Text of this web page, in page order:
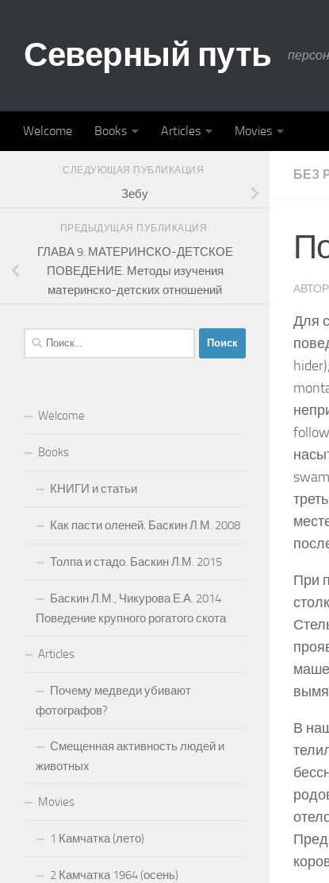
Северный путь
Welcome Books Articles Movies
БЕЗ
Для
При
вымя
В
СЛЕДУЮЩАЯ ПУБЛИКАЦИЯ
Зебу
ПРЕДЫДУЩАЯ ПУБЛИКАЦИЯ
ГЛАВА 9. МАТЕРИНСКО-ДЕТСКОЕ
ПОВЕДЕНИЕ. Методы изучения
материнско-детских отношений
Найти:
Welcome
Books
КНИГИ и статьи
Как пасти оленей. Баскин Л.М. 2008
Толпа и стадо. Баскин Л.М. 2015
Баскин Л.М., Чикурова Е.А. 2014
Поведение крупного рогатого скота
Articles
Почему медведи убивают
фотографов?
Смещенная активность людей и
животных
Movies
1 Камчатка (лето)
2 Камчатка 1964 (осень)